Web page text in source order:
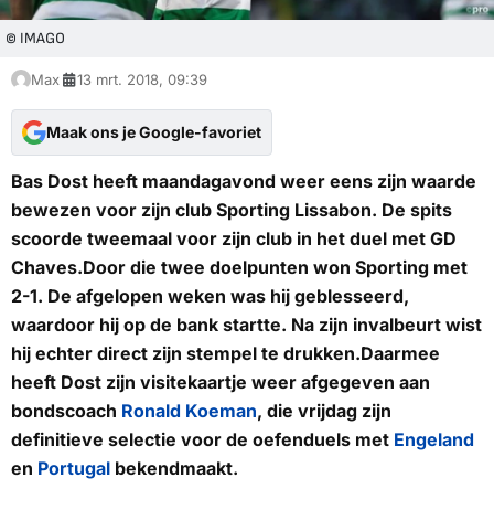
© IMAGO
Max 13 mrt. 2018, 09:39
Maak ons je Google-favoriet
Bas Dost heeft maandagavond weer eens zijn waarde
bewezen voor zijn club Sporting Lissabon. De spits
scoorde tweemaal voor zijn club in het duel met GD
Chaves.Door die twee doelpunten won Sporting met
2-1. De afgelopen weken was hij geblesseerd,
waardoor hij op de bank startte. Na zijn invalbeurt wist
hij echter direct zijn stempel te drukken.Daarmee
heeft Dost zijn visitekaartje weer afgegeven aan
bondscoach Ronald Koeman, die vrijdag zijn
definitieve selectie voor de oefenduels met Engeland
en Portugal bekendmaakt.